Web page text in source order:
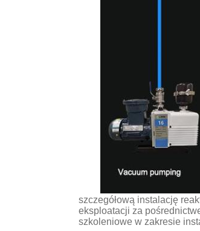
szczegółową instalację
eksploatacji za
szkoleniowe w zakresie